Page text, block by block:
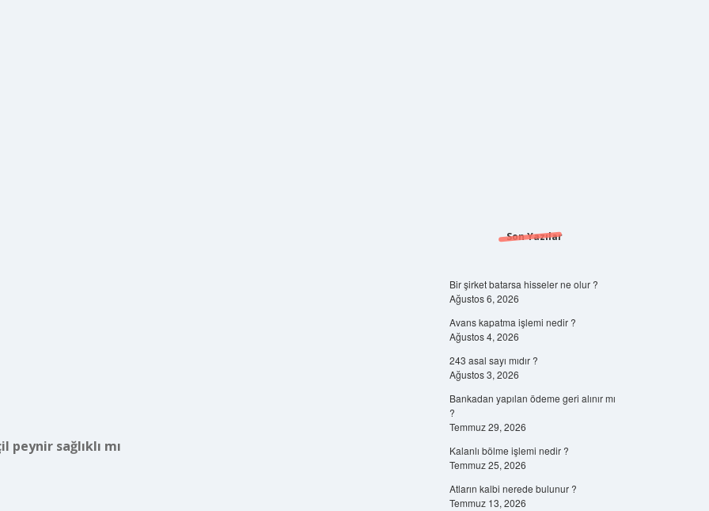
peynir sağlıklı mı
Son Yazılar
Bir şirket batarsa hisseler ne olur ?
Ağustos 6, 2026
Avans kapatma işlemi nedir ?
Ağustos 4, 2026
243 asal sayı mıdır ?
Ağustos 3, 2026
Bankadan yapılan ödeme geri alınır mı
?
Temmuz 29, 2026
Kalanlı bölme işlemi nedir ?
Temmuz 25, 2026
Atların kalbi nerede bulunur ?
Temmuz 13, 2026